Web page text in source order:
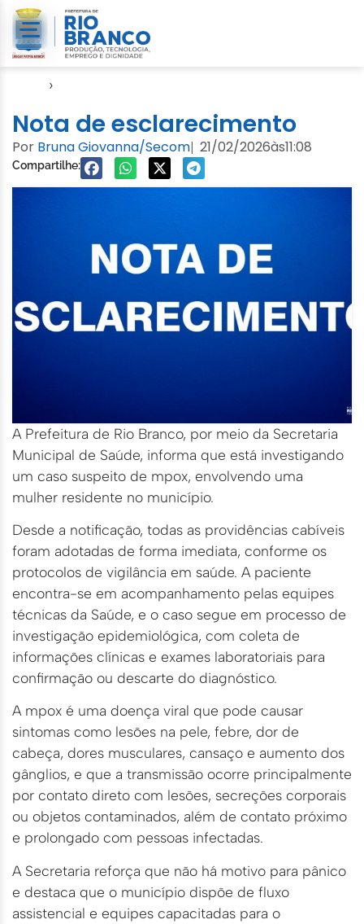
›
Nota de esclarecimento
Por Bruna Giovanna/Secom| 21/02/2026às11:08
Compartilhe:
A Prefeitura de Rio Branco, por meio da Secretaria
Municipal de Saúde, informa que está investigando
um caso suspeito de mpox, envolvendo uma
mulher residente no município.
Desde a notificação, todas as providências cabíveis
foram adotadas de forma imediata, conforme os
protocolos de vigilância em saúde. A paciente
encontra-se em acompanhamento pelas equipes
técnicas da Saúde, e o caso segue em processo de
investigação epidemiológica, com coleta de
informações clínicas e exames laboratoriais para
confirmação ou descarte do diagnóstico.
A mpox é uma doença viral que pode causar
sintomas como lesões na pele, febre, dor de
cabeça, dores musculares, cansaço e aumento dos
gânglios, e que a transmissão ocorre principalmente
por contato direto com lesões, secreções corporais
ou objetos contaminados, além de contato próximo
e prolongado com pessoas infectadas.
A Secretaria reforça que não há motivo para pânico
e destaca que o município dispõe de fluxo
assistencial e equipes capacitadas para o